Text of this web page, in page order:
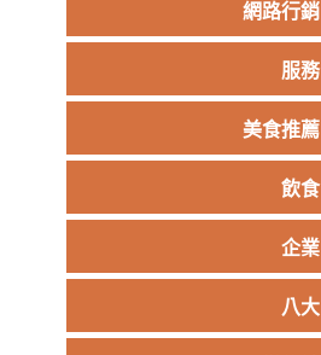
網路行銷
服務
美食推薦
飲食
企業
八大